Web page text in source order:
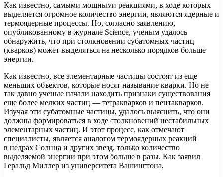
Как известно, самыми мощными реакциями, в ходе которых
выделяется огромное количество энергии, являются ядерные и
термоядерные процессы. Но, согласно заявлению,
опубликованному в журнале Science, ученым удалось
обнаружить, что при столкновении субатомных частиц
(кварков) может выделяться на несколько порядков больше
энергии.
Как известно, все элементарные частицы состоят из еще
меньших объектов, которые носят называние кварки. Но не
так давно ученые начали находить признаки существования
еще более мелких частиц — тетракварков и пентакварков.
Изучая эти субатомные частицы, удалось выяснить, что они
должны формироваться в ходе столкновений нестабильных
элементарных частиц. И этот процесс, как отмечают
специалисты, является аналогом термоядерных реакций
в недрах Солнца и других звезд, только количество
выделяемой энергии при этом больше в разы. Как заявил
Геральд Миллер из университета Вашингтона,